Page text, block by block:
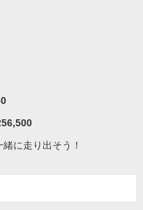
に走り出そう！